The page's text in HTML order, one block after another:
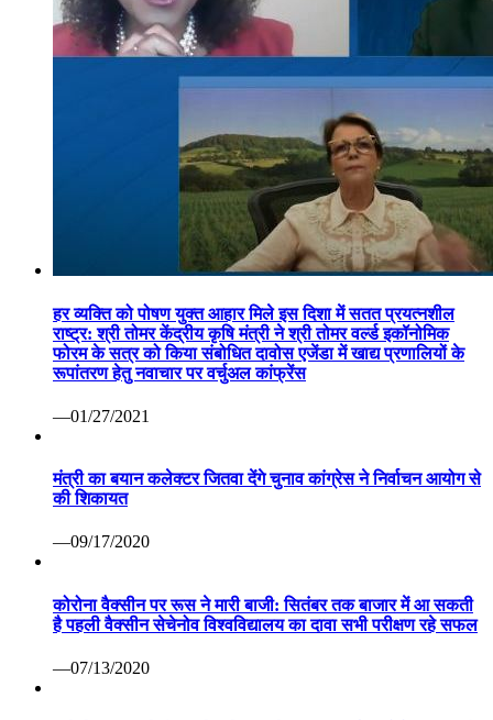
हर व्यक्ति को पोषण युक्त आहार मिले इस दिशा में सतत प्रयत्नशील
राष्ट्र: श्री तोमर केंद्रीय कृषि मंत्री ने श्री तोमर वर्ल्ड इकॉनोमिक
फोरम के सत्र को किया संबोधित दावोस एजेंडा में खाद्य प्रणालियों के
रूपांतरण हेतु नवाचार पर वर्चुअल कांफ्रेंस
—01/27/2021
मंत्री का बयान कलेक्टर जितवा देंगे चुनाव कांग्रेस ने निर्वाचन आयोग से
की शिकायत
—09/17/2020
कोरोना वैक्सीन पर रूस ने मारी बाजी: सितंबर तक बाजार में आ सकती
है पहली वैक्सीन सेचेनोव विश्वविद्यालय का दावा सभी परीक्षण रहे सफल
—07/13/2020